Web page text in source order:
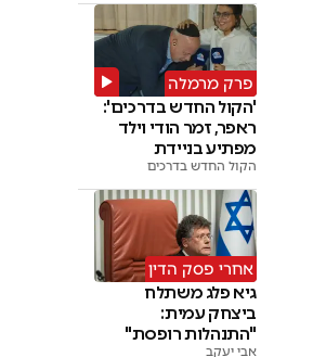
פרק מרמלה
'הקול החדש בדרכים':
ראפר, זמר הודי וילד
מפתיע בניידת
הקול החדש בדרכים
אחרי פסק הדין
גיא פלג משתלח
ביצחק עמית:
"התנהלות רופסת"
אבי יעקב